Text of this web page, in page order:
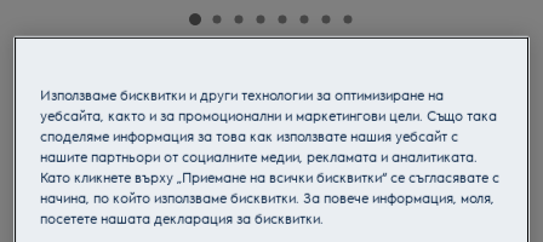
Свoбодностояща съдомиялна
Продуктов информационен лист
Използваме бисквитки и други технологии за оптимизиране на
уебсайта, както и за промоционални и маркетингови цели. Също така
споделяме информация за това как използвате нашия уебсайт с
нашите партньори от социалните медии, рекламата и аналитиката.
Като кликнете върху „Приемане на всички бисквитки“ се съгласявате с
начина, по който използваме бисквитки. За повече информация, моля,
посетете нашата декларация за бисквитки.